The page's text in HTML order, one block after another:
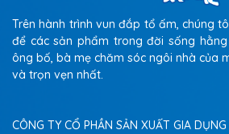
Trên hành trình vun đắp tổ ấm, chúng
để các sản phẩm trong đời sống
ông bố, bà mẹ chăm sóc ngôi nhà của
và trọn vẹn nhất.
CÔNG TY CỔ PHẦN SẢN XUẤT GIA